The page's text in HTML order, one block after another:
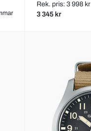
Rek. pris: 3 998 kr
3 345 kr